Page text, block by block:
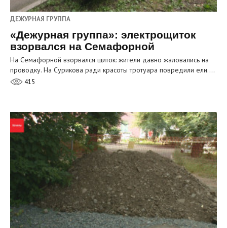
ДЕЖУРНАЯ ГРУППА
«Дежурная группа»: электрощиток
взорвался на Семафорной
На Семафорной взорвался щиток: жители давно жаловались на
проводку. На Сурикова ради красоты тротуара повредили ели.…
415